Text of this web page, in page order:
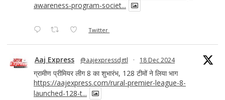
awareness-program-societ...
Twitter
Aaj Express @aajexpressdgtl · 18 Dec 2024
ग्रामीण प्रीमियर लीग 8 का शुभारंभ, 128 टीमों ने लिया भाग
https://aajexpress.com/rural-premier-league-8-
launched-128-t...